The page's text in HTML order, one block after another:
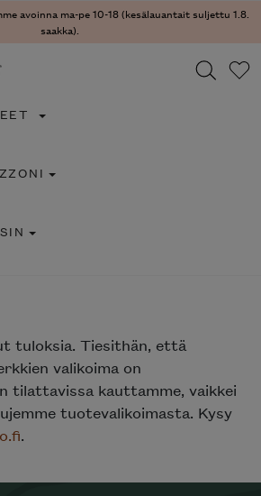
avoinna ma-pe 10-18 (kesälauantait suljettu 1.8.
saakka).
for results.
tuloksia. Tiesithän, että
valikoima on
tilattavissa kauttamme, vaikkei
tuotevalikoimasta. Kysy
.